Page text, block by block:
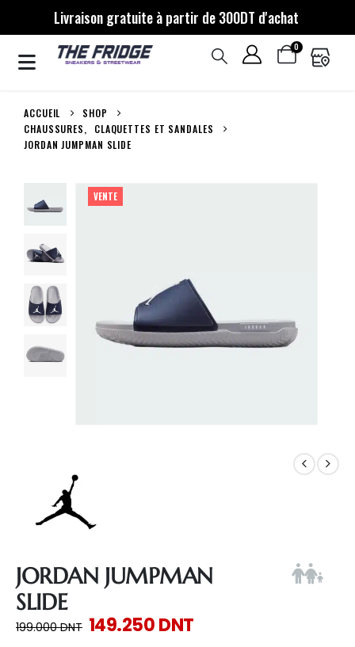
Livraison gratuite à partir de 300DT d'achat
0
ACCUEIL
SHOP
CHAUSSURES,
CLAQUETTES ET SANDALES
JORDAN JUMPMAN SLIDE
VENTE
JORDAN JUMPMAN
SLIDE
199.000DNT 149.250DNT